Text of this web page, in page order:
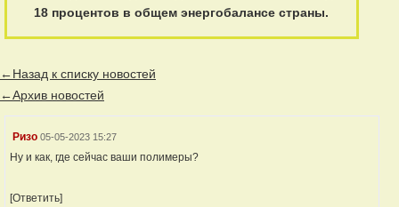
18 процентов в общем энергобалансе страны.
←Назад к списку новостей
←Архив новостей
Ризо 05-05-2023 15:27
Ну и как, где сейчас ваши полимеры?
[Ответить]